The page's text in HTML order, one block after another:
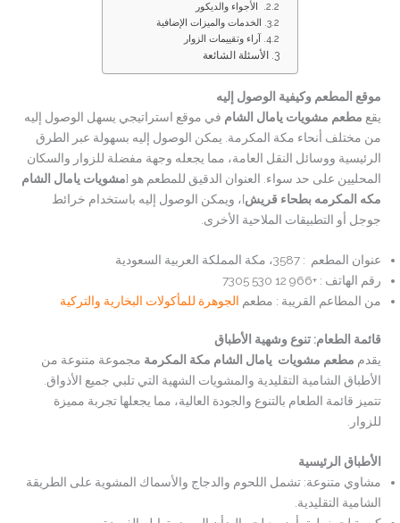
الأجواء والديكور
الخدمات والميزات الإضافية
آراء وتقييمات الزوار
الأسئلة الشائعة
موقع المطعم وكيفية الوصول إليه
يقع مطعم مشويات يامال الشام في موقع استراتيجي يسهل الوصول إليه
من مختلف أنحاء مكة المكرمة. يمكن الوصول إليه بسهولة عبر الطرق
الرئيسية ووسائل النقل العامة، مما يجعله وجهة مفضلة للزوار والسكان
المحليين على حد سواء. العنوان الدقيق للمطعم هو [مشويات يامال الشام
مكه المكرمه بطحاء قريش]، ويمكن الوصول إليه باستخدام خرائط
جوجل أو التطبيقات الملاحية الأخرى.
عنوان المطعم : 3587، مكة المملكة العربية السعودية
رقم الهاتف : +966 12 530 7305
من المطاعم القريبة : مطعم الجوهرة للمأكولات البخارية والتركية
قائمة الطعام: تنوع وشهية الأطباق
يقدم مطعم مشويات يامال الشام مكة المكرمة مجموعة متنوعة من
الأطباق الشامية التقليدية والمشويات الشهية التي تلبي جميع الأذواق.
تتميز قائمة الطعام بالتنوع والجودة العالية، مما يجعلها تجربة مميزة
للزوار.
الأطباق الرئيسية
مشاوي متنوعة: تشمل اللحوم والدجاج والأسماك المشوية على الطريقة
الشامية التقليدية.